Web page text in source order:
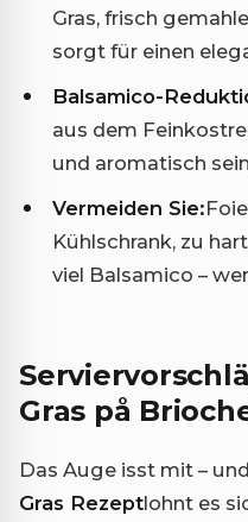
Gras, frisch
sorgt für einen
Balsamico-
aus dem
und aromatisch
Vermeiden Sie:
Kühlschrank, zu
viel Balsamico –
Gras på
Das Auge isst mit –
Gras Rezeptlohnt es